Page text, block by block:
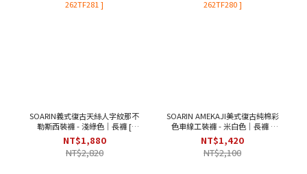
SOARIN義式復古天絲人字紋那不
勒斯西裝褲 - 淺綠色｜長褲 [
262TF281 ]
NT$1,880
NT$2,820
SOARIN AMEKAJI美式復古純棉彩
色車線工裝褲 - 米白色｜長褲 [
262TF280 ]
NT$1,420
NT$2,100